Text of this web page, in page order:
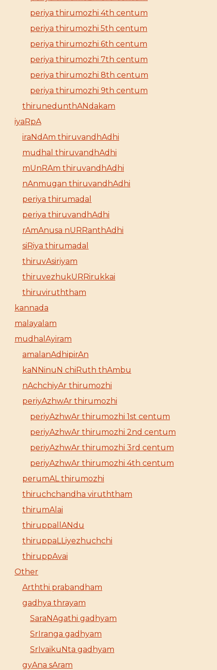
periya thirumozhi 4th centum
periya thirumozhi 5th centum
periya thirumozhi 6th centum
periya thirumozhi 7th centum
periya thirumozhi 8th centum
periya thirumozhi 9th centum
thirunedunthANdakam
iyaRpA
iraNdAm thiruvandhAdhi
mudhal thiruvandhAdhi
mUnRAm thiruvandhAdhi
nAnmugan thiruvandhAdhi
periya thirumadal
periya thiruvandhAdhi
rAmAnusa nURRanthAdhi
siRiya thirumadal
thiruvAsiriyam
thiruvezhukURRirukkai
thiruviruththam
kannada
malayalam
mudhalAyiram
amalanAdhipirAn
kaNNinuN chiRuth thAmbu
nAchchiyAr thirumozhi
periyAzhwAr thirumozhi
periyAzhwAr thirumozhi 1st centum
periyAzhwAr thirumozhi 2nd centum
periyAzhwAr thirumozhi 3rd centum
periyAzhwAr thirumozhi 4th centum
perumAL thirumozhi
thiruchchandha viruththam
thirumAlai
thiruppallANdu
thiruppaLLiyezhuchchi
thiruppAvai
Other
Arththi prabandham
gadhya thrayam
SaraNAgathi gadhyam
SrIranga gadhyam
SrIvaikuNta gadhyam
gyAna sAram